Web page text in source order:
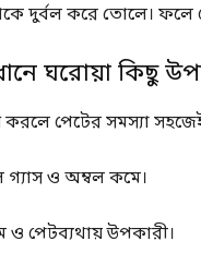
দুর্বল করে তোলে। ফলে
ঘরোয়া কিছু
পেটের সমস্যা
গ্যাস ও অম্বল কমে।
পেটব্যথায় উপকারী।